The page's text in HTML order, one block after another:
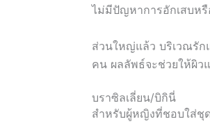
ไม่มีปัญหาการอักเสบห
ส่วนใหญ่แล้ว บริเวณรัก
คน ผลลัพธ์จะช่วยให้ผิว
บราซิลเลี่ยน/บิกินี่
สำหรับผู้หญิงที่ชอบใส่ชุ